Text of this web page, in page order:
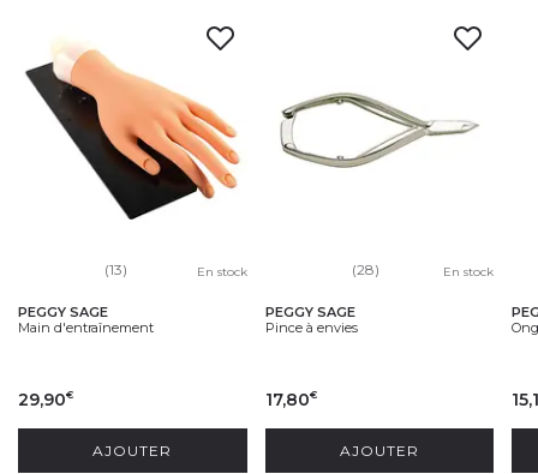
(13) En stock
PEGGY SAGE
Main d'entraînement
29,90€
AJOUTER
(28) En stock
PEGGY SAGE
Pince à envies
17,80€
AJOUTER